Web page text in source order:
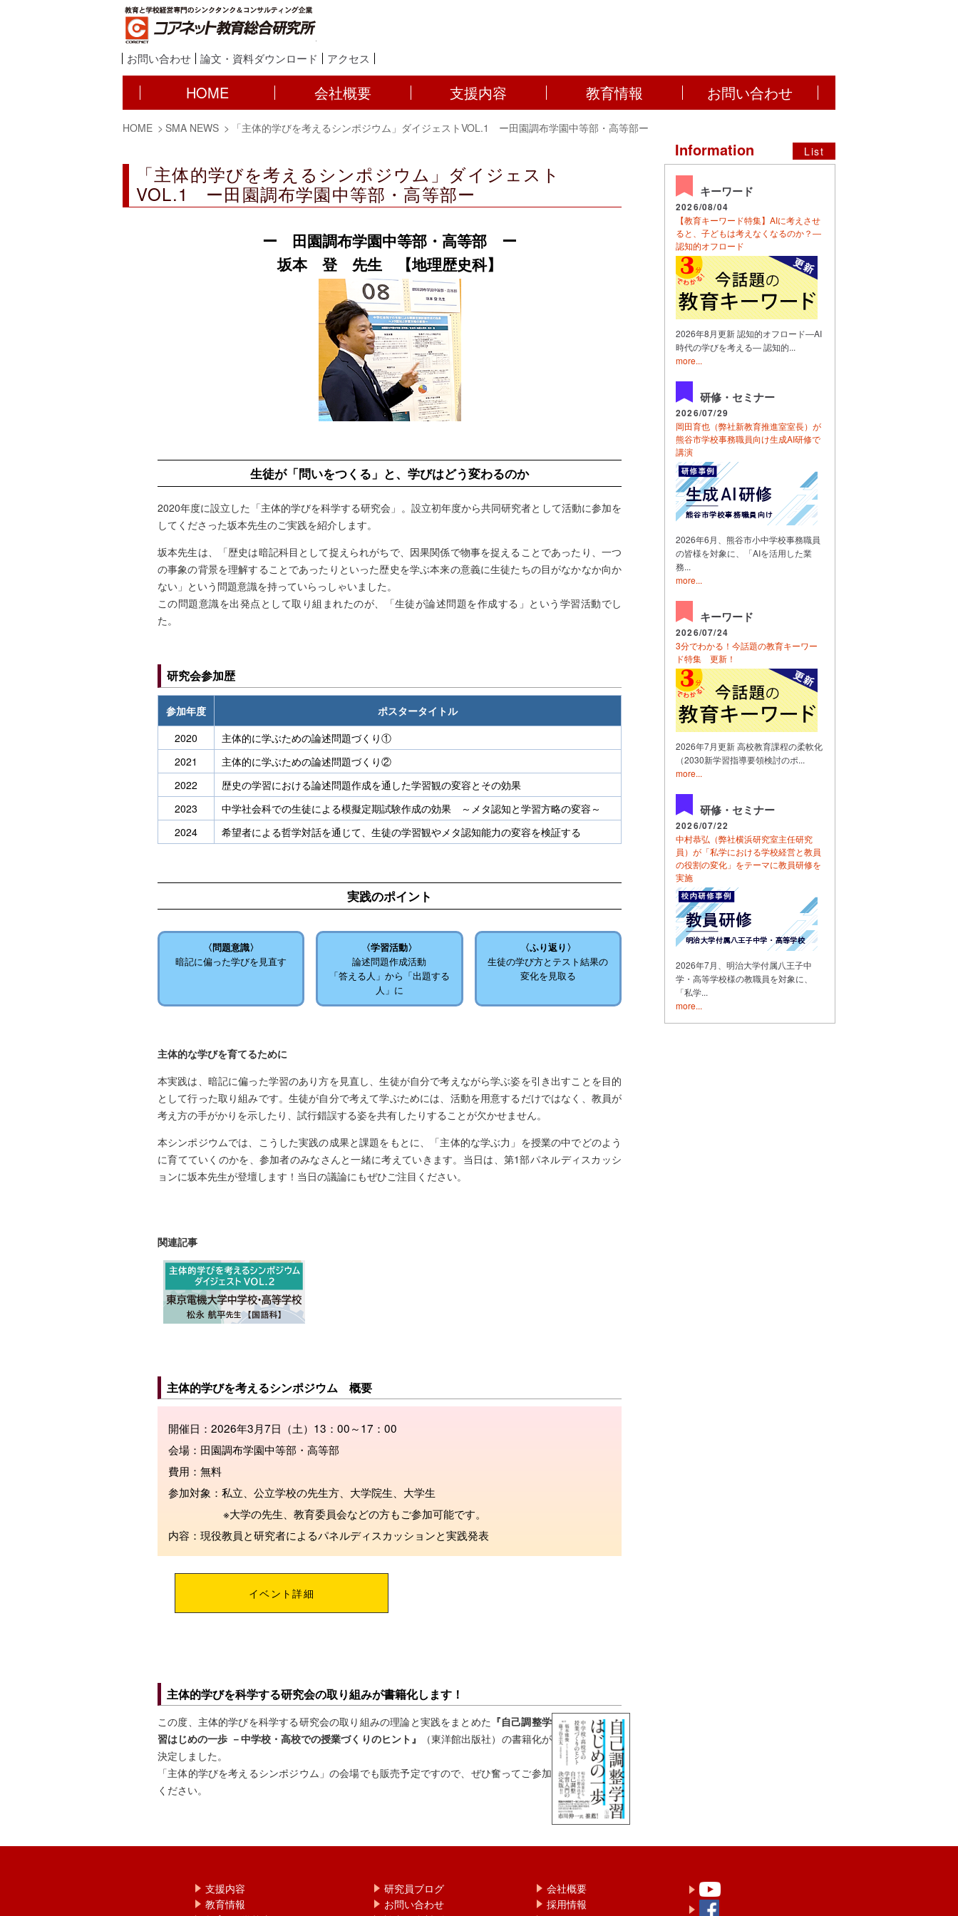
お問い合わせ 論文・資料ダウンロード アクセス
HOME 会社概要 支援内容 教育情報 お問い合わせ
HOME SMA NEWS 「主体的学びを考えるシンポジウム」ダイジェストVOL.1 ー田園調布学園中等部・高等部ー
「主体的学びを考えるシンポジウム」ダイジェスト
VOL.1 ー田園調布学園中等部・高等部ー
ー 田園調布学園中等部・高等部 ー
坂本 登 先生 【地理歴史科】
生徒が「問いをつくる」と、学びはどう変わるのか
2020年度に設立した「主体的学びを科学する研究会」。設立初年度から共同研究者として活動に参加を
してくださった坂本先生のご実践を紹介します。
坂本先生は、「歴史は暗記科目として捉えられがちで、因果関係で物事を捉えることであったり、一つ
の事象の背景を理解することであったりといった歴史を学ぶ本来の意義に生徒たちの目がなかなか向か
ない」という問題意識を持っていらっしゃいました。
この問題意識を出発点として取り組まれたのが、「生徒が論述問題を作成する」という学習活動でし
た。
研究会参加歴
参加年度
ポスタータイトル
2020
主体的に学ぶための論述問題づくり①
2021
主体的に学ぶための論述問題づくり②
2022
歴史の学習における論述問題作成を通した学習観の変容とその効果
2023
中学社会科での生徒による模擬定期試験作成の効果 ～メタ認知と学習方略の変容～
2024
希望者による哲学対話を通じて、生徒の学習観やメタ認知能力の変容を検証する
実践のポイント
〈問題意識〉
暗記に偏った学びを見直す
〈学習活動〉
論述問題作成活動
「答える人」から「出題する
人」に
〈ふり返り〉
生徒の学び方とテスト結果の
変化を見取る
主体的な学びを育てるために
本実践は、暗記に偏った学習のあり方を見直し、生徒が自分で考えながら学ぶ姿を引き出すことを目的
として行った取り組みです。生徒が自分で考えて学ぶためには、活動を用意するだけではなく、教員が
考え方の手がかりを示したり、試行錯誤する姿を共有したりすることが欠かせません。
本シンポジウムでは、こうした実践の成果と課題をもとに、「主体的な学ぶ力」を授業の中でどのよう
に育てていくのかを、参加者のみなさんと一緒に考えていきます。当日は、第1部パネルディスカッシ
ョンに坂本先生が登壇します！当日の議論にもぜひご注目ください。
関連記事
主体的学びを考えるシンポジウム 概要
開催日：2026年3月7日（土）13：00～17：00
会場：田園調布学園中等部・高等部
費用：無料
参加対象：私立、公立学校の先生方、大学院生、大学生
※大学の先生、教育委員会などの方もご参加可能です。
内容：現役教員と研究者によるパネルディスカッションと実践発表
イベント詳細
主体的学びを科学する研究会の取り組みが書籍化します！
この度、主体的学びを科学する研究会の取り組みの理論と実践をまとめた 『自己調整学
習はじめの一歩 －中学校・高校での授業づくりのヒント』
（東洋館出版社）の書籍化が
決定しました。
「主体的学びを考えるシンポジウム」の会場でも販売予定ですので、ぜひ奮ってご参加
ください。
Information List
キーワード
2026/08/04
【教育キーワード特集】AIに考えさせ
ると、子どもは考えなくなるのか？―
認知的オフロード
2026年8月更新 認知的オフロード―AI
時代の学びを考える― 認知的...
more...
研修・セミナー
2026/07/29
岡田育也（弊社新教育推進室室長）が
熊谷市学校事務職員向け生成AI研修で
講演
2026年6月、熊谷市小中学校事務職員
の皆様を対象に、「AIを活用した業
務...
more...
キーワード
2026/07/24
3分でわかる！今話題の教育キーワー
ド特集 更新！
2026年7月更新 高校教育課程の柔軟化
（2030新学習指導要領検討のポ...
more...
研修・セミナー
2026/07/22
中村恭弘（弊社横浜研究室主任研究
員）が「私学における学校経営と教員
の役割の変化」をテーマに教員研修を
実施
2026年7月、明治大学付属八王子中
学・高等学校様の教職員を対象に、
「私学...
more...
支援内容
教育情報
研究員ブログ
お問い合わせ
会社概要
採用情報